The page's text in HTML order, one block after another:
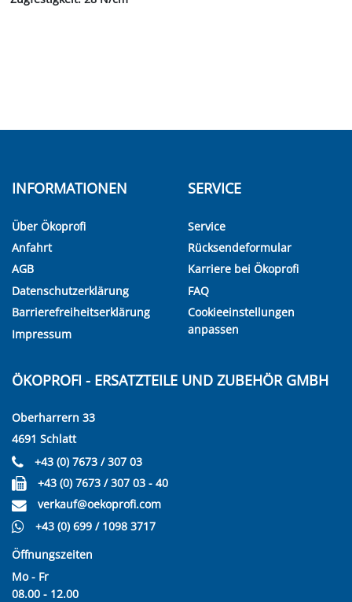
INFORMATIONEN
Über Ökoprofi
Anfahrt
AGB
Datenschutzerklärung
Barrierefreiheitserklärung
Impressum
SERVICE
Service
Rücksendeformular
Karriere bei Ökoprofi
FAQ
Cookieeinstellungen
anpassen
ÖKOPROFI - ERSATZTEILE UND ZUBEHÖR GMBH
Oberharrern 33
4691 Schlatt
+43 (0) 7673 / 307 03
+43 (0) 7673 / 307 03 - 40
verkauf@oekoprofi.com
+43 (0) 699 / 1098 3717
Öffnungszeiten
Mo - Fr
08.00 - 12.00